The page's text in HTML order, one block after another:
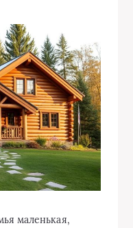
маленькая,